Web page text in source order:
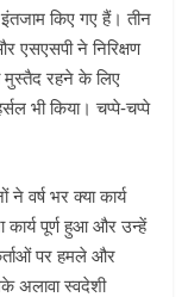
किए गए हैं। तीन
एसएसपी ने निरिक्षण
मुस्तैद रहने के लिए
भी किया। चप्पे-चप्पे
वर्ष भर क्या कार्य
कार्य पूर्ण हुआ और उन्हें
पर हमले और
अलावा स्वदेशी